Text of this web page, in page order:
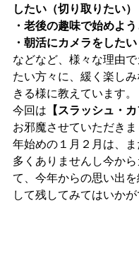
したい（切り取りたい）
・老後の趣味で始めよ
・朝活にカメラをしたい
などなど、様々な理由
たい方々に、緩く楽し
きる様に教えています。
今回は 【スラッシュ・カ
お邪魔させていただきま
年始めの１月２月は、
多くありませんし今か
て、今年からの思い出を
して残してみてはいか